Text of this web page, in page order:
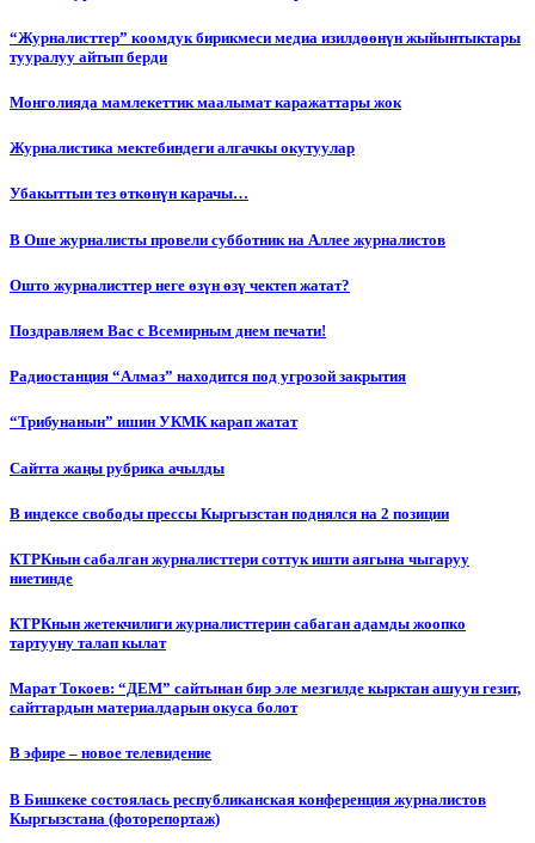
“Журналисттер” коомдук бирикмеси медиа изилдөөнүн жыйынтыктары
тууралуу айтып берди
Монголияда мамлекеттик маалымат каражаттары жок
Журналистика мектебиндеги алгачкы окутуулар
Убакыттын тез өткөнүн карачы…
В Оше журналисты провели субботник на Аллее журналистов
Ошто журналисттер неге өзүн өзү чектеп жатат?
Поздравляем Вас с Всемирным днем печати!
Радиостанция “Алмаз” находится под угрозой закрытия
“Трибунанын” ишин УКМК карап жатат
Сайтта жаңы рубрика ачылды
В индексе свободы прессы Кыргызстан поднялся на 2 позиции
КТРКнын сабалган журналисттери соттук ишти аягына чыгаруу
ниетинде
КТРКнын жетекчилиги журналисттерин сабаган адамды жоопко
тартууну талап кылат
Марат Токоев: “ДЕМ” сайтынан бир эле мезгилде кырктан ашуун гезит,
сайттардын материалдарын окуса болот
В эфире – новое телевидение
В Бишкеке состоялась республиканская конференция журналистов
Кыргызстана (фоторепортаж)